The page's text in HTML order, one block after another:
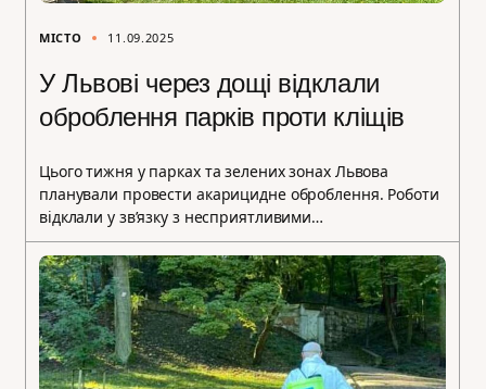
МІСТО 11.09.2025
У Львові через дощі відклали
оброблення парків проти кліщів
Цього тижня у парках та зелених зонах Львова
планували провести акарицидне оброблення. Роботи
відклали у зв’язку з несприятливими…